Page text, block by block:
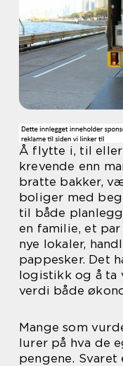
Å flytte i, til
krevende enn
bratte bakker,
boliger med
til både
en familie, et
nye lokaler,
pappesker. Det
logistikk og å ta
verdi både
Mange som
lurer på hva de
pengene.